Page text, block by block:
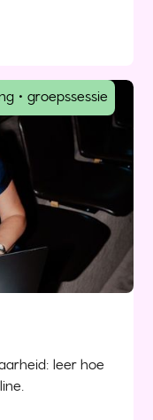
• groepssessie
leer hoe